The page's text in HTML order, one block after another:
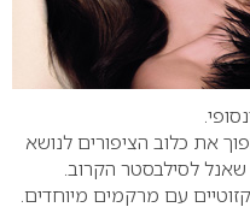
את כלוב הציפורים לנושא
שאנל לסילבסטר הקרוב.
עם מרקמים מיוחדים.